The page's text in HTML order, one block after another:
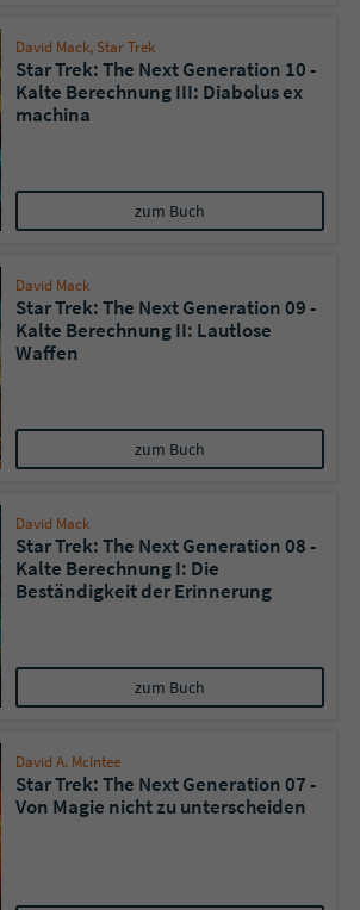
David Mack, Star Trek
Star Trek: The Next Generation 10 -
Kalte Berechnung III: Diabolus ex
machina
zum Buch
David Mack
Star Trek: The Next Generation 09 -
Kalte Berechnung II: Lautlose
Waffen
zum Buch
David Mack
Star Trek: The Next Generation 08 -
Kalte Berechnung I: Die
Beständigkeit der Erinnerung
zum Buch
David A. McIntee
Star Trek: The Next Generation 07 -
Von Magie nicht zu unterscheiden